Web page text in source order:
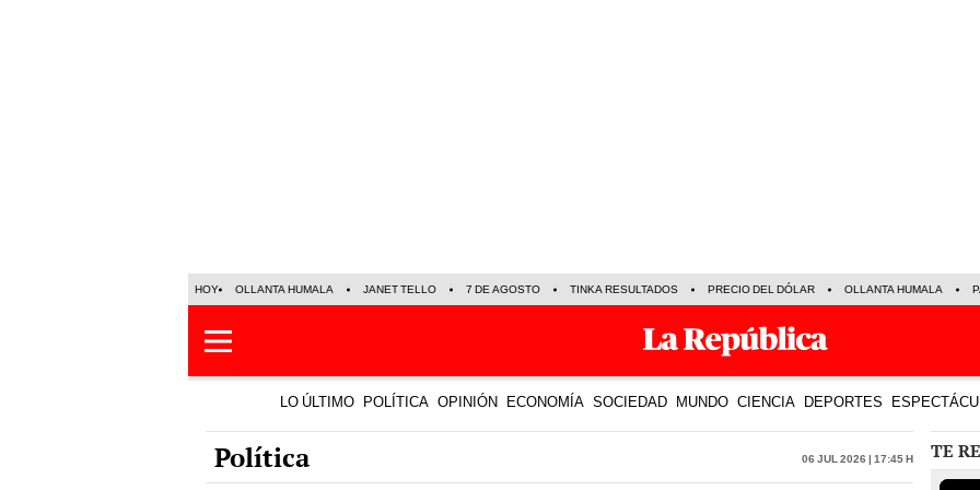
HOY OLLANTA HUMALA JANET TELLO 7 DE AGOSTO TINKA RESULTADOS PRECIO DEL DÓLAR OLLANTA HUMALA
LO ÚLTIMO POLÍTICA OPINIÓN ECONOMÍA SOCIEDAD MUNDO CIENCIA DEPORTES
Política 06 Jul 2026 | 17:45 h TE